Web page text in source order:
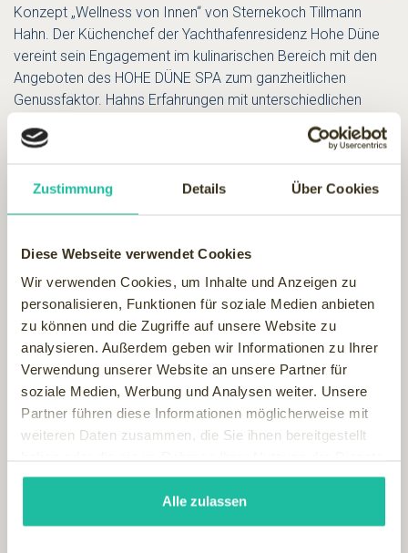
Zustimmung Details Über Cookies
Diese Webseite verwendet Cookies
Wir verwenden Cookies, um Inhalte und Anzeigen zu
personalisieren, Funktionen für soziale Medien anbieten
zu können und die Zugriffe auf unsere Website zu
analysieren. Außerdem geben wir Informationen zu Ihrer
Verwendung unserer Website an unsere Partner für
soziale Medien, Werbung und Analysen weiter. Unsere
Partner führen diese Informationen möglicherweise mit
weiteren Daten zusammen, die Sie ihnen bereitgestellt
gesammelt haben.
Alle zulassen
Konzept „Wellness von Innen“ von Sternekoch Tillmann
Hahn. Der Küchenchef der Yachthafenresidenz Hohe Düne
vereint sein Engagement im kulinarischen Bereich mit den
Angeboten des HOHE DÜNE SPA zum ganzheitlichen
Genussfaktor. Hahns Erfahrungen mit unterschiedlichen
Kochkulturen rund um den Globus sowie das Konzept der
„HOHE DÜNE SPA Weltreise“ bieten den Gästen intensive,
Für die Yachthafenresidenz ist die Auszeichnung die dritte in
diesem Jahr. Erst im September wurde sie als „Bestes
gekürt. Bereits im Februar erhielten die Hotelrestaurants Da
Mario, Brasserie, Newport Fisch und Amarillo Steak eine
Auszeichnung des Gastroführers „Der Große Restaurant &
Hotel Guide“ für das gute Preis-/Leistungsverhältnis sowie
die eindrucksvolle und authentische Atmosphäre. Das
Gourmet-Restaurant „Der Butt“ trägt den Titel „Restaurant
des Jahres 2011“.
In dert Kategorie "Medical Wellness " wurde ein weiteres
Wellnessfinder Partnerhotel - dasSteigenberger Hotel Der
Gesundheitslehre von Pfarrer Sebastian Kneipp in die
Moderne zu überführen und fortzusetzen. Doch das